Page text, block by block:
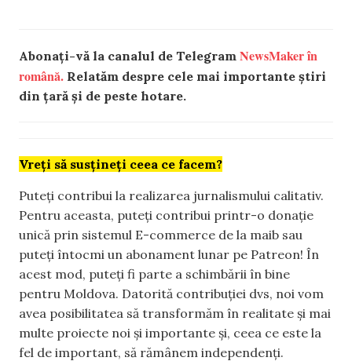
Abonați-vă la canalul de Telegram NewsMaker în
română. Relatăm despre cele mai importante știri
din țară și de peste hotare.
Vreți să susțineți ceea ce facem?
Puteți contribui la realizarea jurnalismului calitativ.
Pentru aceasta, puteți contribui printr-o donație
unică prin sistemul E-commerce de la maib sau
puteți întocmi un abonament lunar pe Patreon! În
acest mod, puteți fi parte a schimbării în bine
pentru Moldova. Datorită contribuției dvs, noi vom
avea posibilitatea să transformăm în realitate și mai
multe proiecte noi și importante și, ceea ce este la
fel de important, să rămânem independenți.